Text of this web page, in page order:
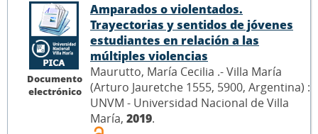
Documento
electrónico
Amparados o violentados.
Trayectorias y sentidos de jóvenes
estudiantes en relación a las
múltiples violencias
Maurutto, María Cecilia .- Villa María
(Arturo Jauretche 1555, 5900, Argentina) :
UNVM - Universidad Nacional de Villa
María, 2019.